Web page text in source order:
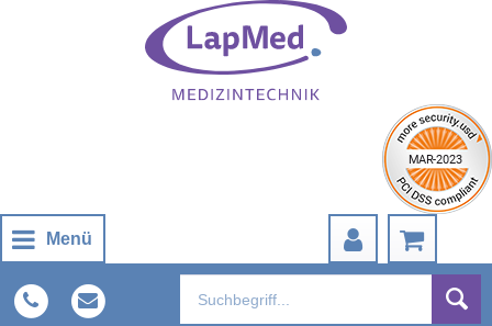
Menü